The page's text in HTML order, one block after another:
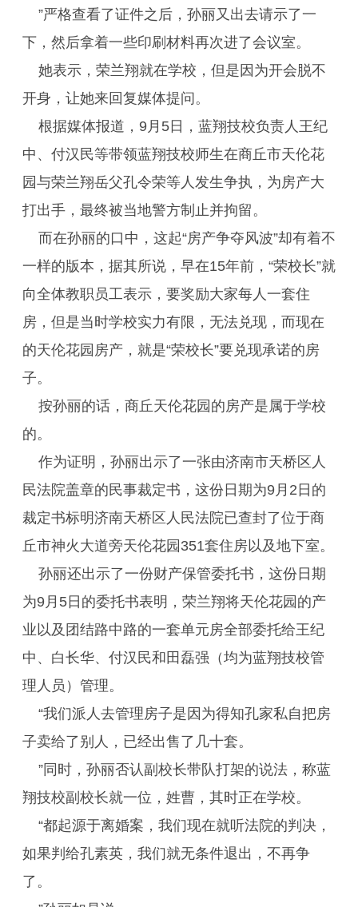
”严格查看了证件之后，孙丽又出去请示了一
下，然后拿着一些印刷材料再次进了会议室。
她表示，荣兰翔就在学校，但是因为开会脱不
开身，让她来回复媒体提问。
根据媒体报道，9月5日，蓝翔技校负责人王纪
中、付汉民等带领蓝翔技校师生在商丘市天伦花
园与荣兰翔岳父孔令荣等人发生争执，为房产大
打出手，最终被当地警方制止并拘留。
而在孙丽的口中，这起“房产争夺风波”却有着不
一样的版本，据其所说，早在15年前，“荣校长”就
向全体教职员工表示，要奖励大家每人一套住
房，但是当时学校实力有限，无法兑现，而现在
的天伦花园房产，就是“荣校长”要兑现承诺的房
子。
按孙丽的话，商丘天伦花园的房产是属于学校
的。
作为证明，孙丽出示了一张由济南市天桥区人
民法院盖章的民事裁定书，这份日期为9月2日的
裁定书标明济南天桥区人民法院已查封了位于商
丘市神火大道旁天伦花园351套住房以及地下室。
孙丽还出示了一份财产保管委托书，这份日期
为9月5日的委托书表明，荣兰翔将天伦花园的产
业以及团结路中路的一套单元房全部委托给王纪
中、白长华、付汉民和田磊强（均为蓝翔技校管
理人员）管理。
“我们派人去管理房子是因为得知孔家私自把房
子卖给了别人，已经出售了几十套。
”同时，孙丽否认副校长带队打架的说法，称蓝
翔技校副校长就一位，姓曹，其时正在学校。
“都起源于离婚案，我们现在就听法院的判决，
如果判给孔素英，我们就无条件退出，不再争
了。